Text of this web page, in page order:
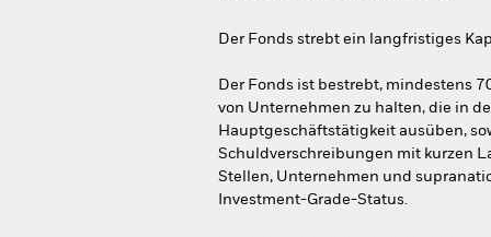
Der Fonds strebt ein langfristiges
Der Fonds ist bestrebt, mindestens
von Unternehmen zu halten, die in
Hauptgeschäftstätigkeit ausüben,
Schuldverschreibungen mit kurzen
Stellen, Unternehmen und
Investment-Grade-Status.